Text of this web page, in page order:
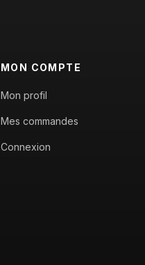
MON COMPTE
Mon profil
Mes commandes
Connexion